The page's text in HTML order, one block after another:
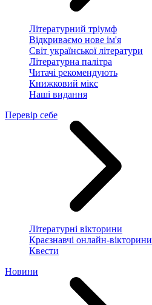
Літературний тріумф
Відкриваємо нове ім'я
Світ української літератури
Літературна палітра
Читачі рекомендують
Книжковий мікс
Наші видання
Перевір себе
Літературні вікторини
Краєзнавчі онлайн-вікторини
Квести
Новини